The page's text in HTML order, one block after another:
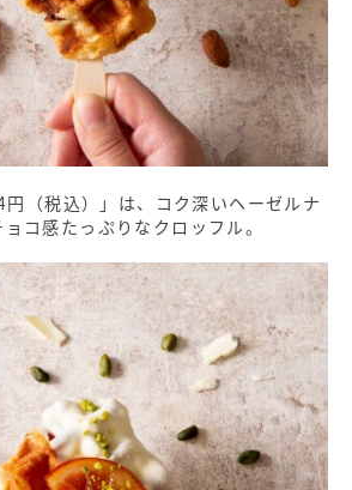
円（税込）」は、コク深いヘーゼルナ
コ感たっぷりなクロッフル。